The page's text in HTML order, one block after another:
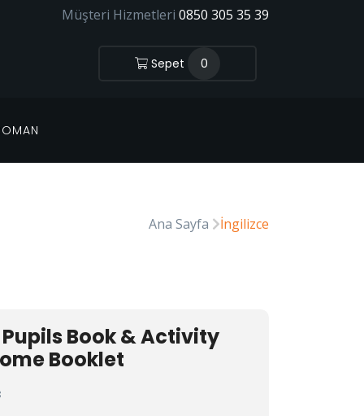
Müşteri Hizmetleri 0850 305 35 39
Sepet 0
Ana Sayfa İngilizce
Pupils Book & Activity
Booklet